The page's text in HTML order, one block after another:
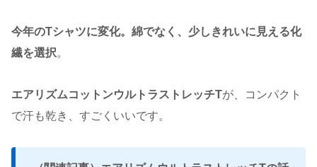
今年のTシャツに変化。綿でなく、少しきれいに見える化
繊を選択。
エアリズムコットンウルトラストレッチTが、コンパクト
で汗も乾き、すごくいいです。